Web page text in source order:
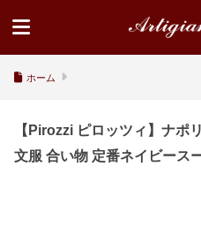
ホーム
【Pirozzi ピロッツィ】ナポ
文服 合い物 定番ネイビース